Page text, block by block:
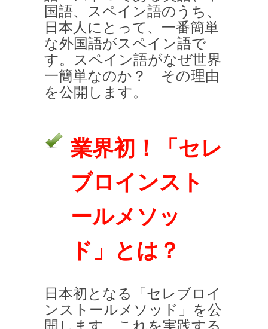
国語、スペイン語のうち、
日本人にとって、一番簡単
な外国語がスペイン語で
す。スペイン語がなぜ世界
一簡単なのか？ その理由
を公開します。
業界初！「セレ
ブロインスト
ールメソッ
ド」とは？
日本初となる「セレブロイ
ンストールメソッド」を公